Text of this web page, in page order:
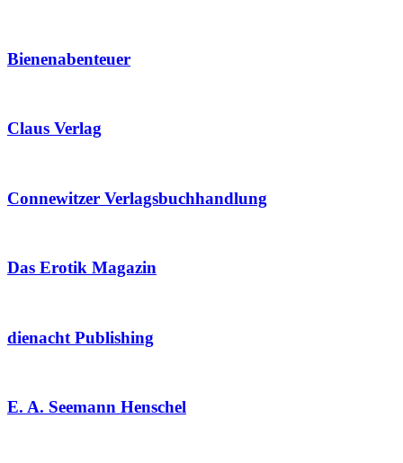
Bienenabenteuer
Claus Verlag
Connewitzer Verlagsbuchhandlung
Das Erotik Magazin
dienacht Publishing
E. A. Seemann Henschel